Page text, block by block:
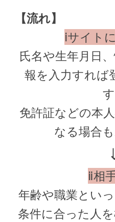
【流れ】
ⅰサイト
氏名や生年月日
報を入力すれば
す
免許証などの本
なる場合
ⅱ相
年齢や職業とい
条件に合った人